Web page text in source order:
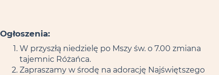
Ogłoszenia:
W przyszłą niedzielę po Mszy św. o 7.00 zmiana
tajemnic Różańca.
Zapraszamy w środę na adorację Najświętszego